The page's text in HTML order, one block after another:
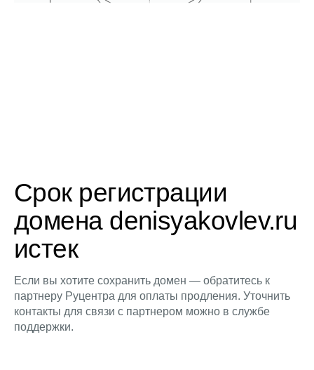
Срок регистрации
домена denisyakovlev.ru
истек
Если вы хотите сохранить домен — обратитесь к
партнеру Руцентра для оплаты продления. Уточнить
контакты для связи с партнером можно в службе
поддержки.